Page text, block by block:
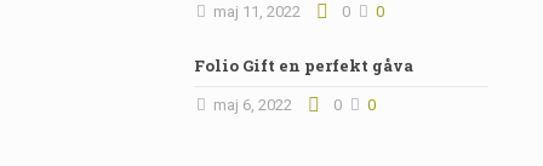
maj 11, 2022 0
0
Folio Gift en perfekt gåva
maj 6, 2022 0
0